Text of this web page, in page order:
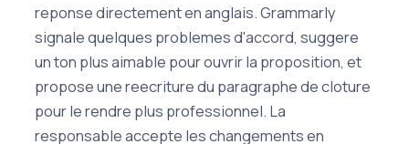
reponse directement en anglais. Grammarly
signale quelques problemes d'accord, suggere
un ton plus aimable pour ouvrir la proposition, et
propose une reecriture du paragraphe de cloture
pour le rendre plus professionnel. La
responsable accepte les changements en